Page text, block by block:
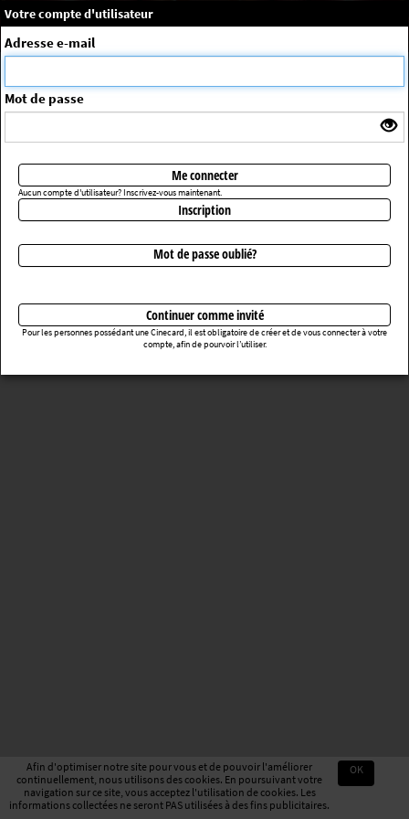
Afin d'optimiser notre site pour vous et de pouvoir l'améliorer
continuellement, nous utilisons des cookies. En poursuivant votre
navigation sur ce site, vous acceptez l'utilisation de cookies. Les
informations collectées ne seront PAS utilisées à des fins publicitaires.
OK
Message système
La séance choisie n'a pas été trouvée
Votre compte d'utilisateur
Adresse e-mail
Mot de passe
Me connecter
Aucun compte d'utilisateur? Inscrivez-vous maintenant.
Inscription
Mot de passe oublié?
Continuer comme invité
Pour les personnes possédant une Cinecard, il est obligatoire de créer et de vous connecter à votre
compte, afin de pourvoir l’utiliser.